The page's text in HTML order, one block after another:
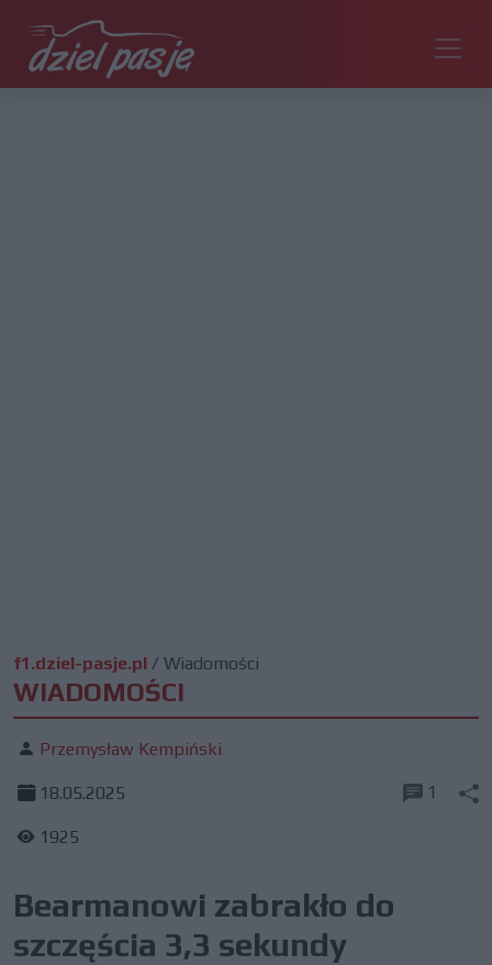
f1.dziel-pasje.pl / Wiadomości
WIADOMOŚCI
Przemysław Kempiński
18.05.2025
1925
1
Bearmanowi zabrakło do
szczęścia 3,3 sekundy